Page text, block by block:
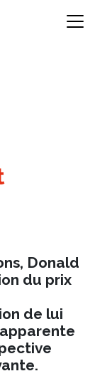
Donald
du prix
de lui